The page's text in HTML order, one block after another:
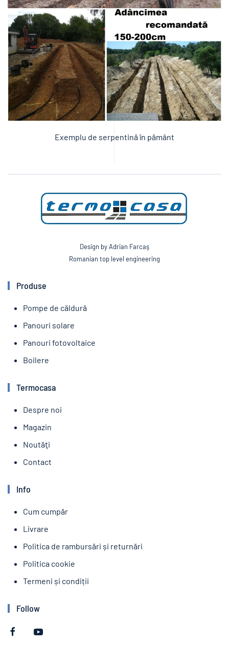
Exemplu de serpentină în pământ
Design by Adrian Farcaş
Romanian top level engineering
Produse
Pompe de căldură
Panouri solare
Panouri fotovoltaice
Boilere
Termocasa
Despre noi
Magazin
Noutăţi
Contact
Info
Cum cumpăr
Livrare
Politica de rambursări și returnări
Politica cookie
Termeni și condiții
Follow